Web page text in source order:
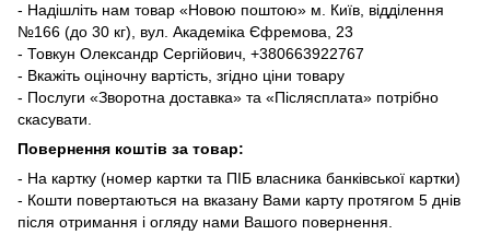
- Надішліть нам товар «Новою поштою» м. Київ, відділення
№166 (до 30 кг), вул. Академіка Єфремова, 23
- Товкун Олександр Сергійович, +380663922767
- Вкажіть оціночну вартість, згідно ціни товару
- Послуги «Зворотна доставка» та «Післясплата» потрібно
скасувати.
Повернення коштів за товар:
- На картку (номер картки та ПІБ власника банківської картки)
- Кошти повертаються на вказану Вами карту протягом 5 днів
після отримання і огляду нами Вашого повернення.